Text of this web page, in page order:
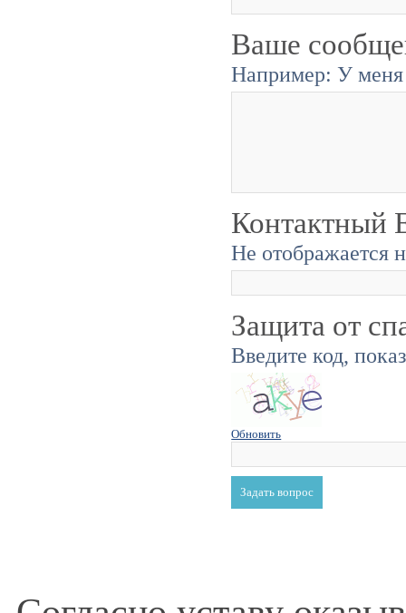
Ваше
Например: У меня
Контактный
Не отображается
Защита от
Введите код,
Обновить